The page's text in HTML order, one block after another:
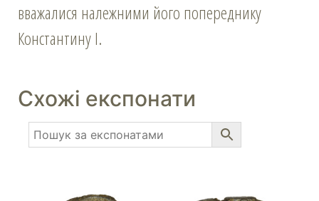
вважалися належними його попереднику
Константину І.
Схожі експонати